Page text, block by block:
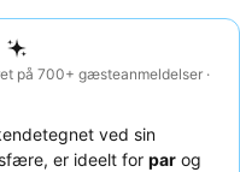
på 700+ gæsteanmeldelser ·
ved sin
er ideelt for par og